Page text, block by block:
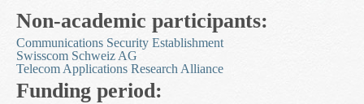
Non-academic participants:
Communications Security Establishment
Swisscom Schweiz AG
Telecom Applications Research Alliance
Funding period: